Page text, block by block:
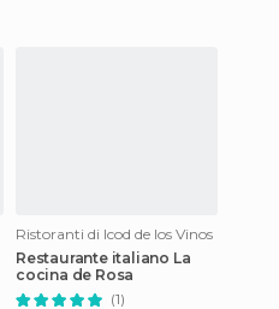
Ristoranti di Icod de los Vinos
Restaurante italiano La
cocina de Rosa
(1)